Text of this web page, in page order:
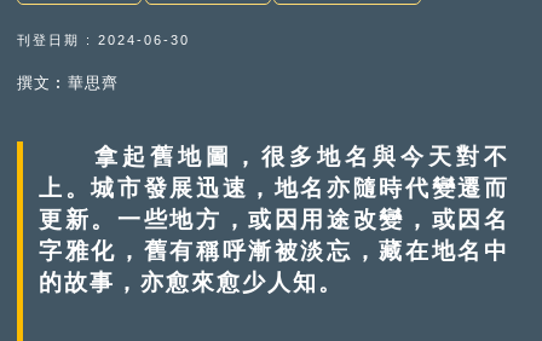
刊登日期 : 2024-06-30
撰文︰華思齊
拿起舊地圖，很多地名與今天對不
上。城市發展迅速，地名亦隨時代變遷而
更新。一些地方，或因用途改變，或因名
字雅化，舊有稱呼漸被淡忘，藏在地名中
的故事，亦愈來愈少人知。